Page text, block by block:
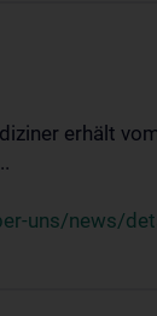
erhält
uns/news/